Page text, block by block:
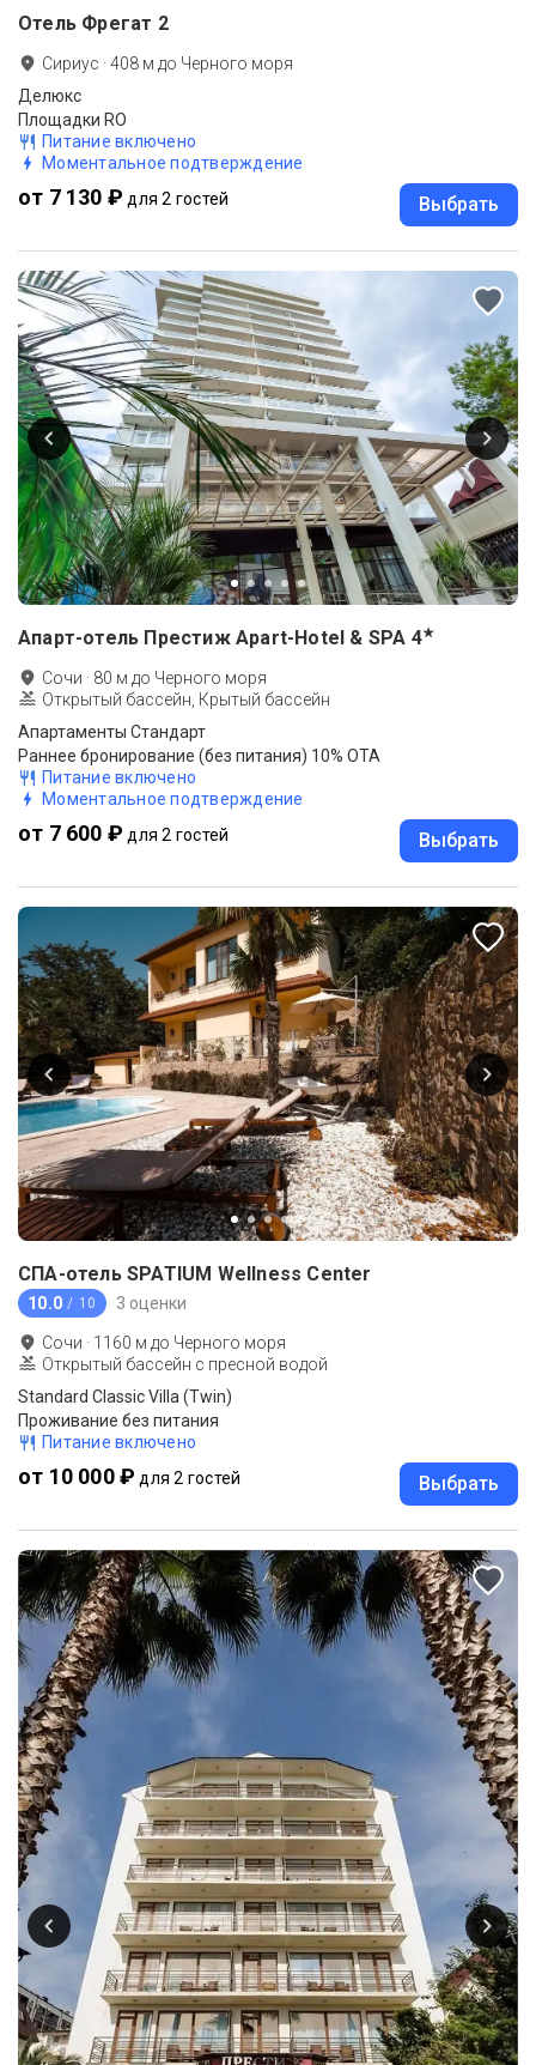
Отель Фрегат 2
Сириус ·408 м до Черного моря
Делюкс
Площадки RO
Питание включено
Моментальное подтверждение
от 7 130 ₽ для 2 гостей Выбрать
Апарт-отель Престиж Apart-Hotel & SPA 4★
Сочи · 80 м до Черного моря
Открытый бассейн, Крытый бассейн
Апартаменты Стандарт
Раннее бронирование (без питания) 10% ОТА
Питание включено
Моментальное подтверждение
от 7 600 ₽ для 2 гостей Выбрать
СПА-отель SPATIUM Wellness Center
10.0 / 10 3 оценки
Сочи · 1160 м до Черного моря
Открытый бассейн с пресной водой
Standard Classic Villa (Twin)
Проживание без питания
Питание включено
от 10 000 ₽ для 2 гостей Выбрать